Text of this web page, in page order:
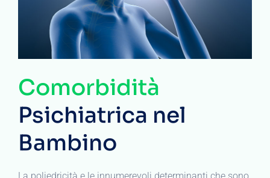
Comorbidità
Psichiatrica nel
Bambino